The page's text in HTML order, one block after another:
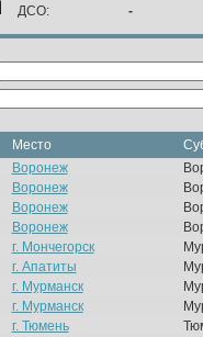
ДСО:
-
Место
Воронеж
Воронеж
Воронеж
Воронеж
г. Мончегорск
г. Апатиты
г. Мурманск
г. Мурманск
г. Тюмень